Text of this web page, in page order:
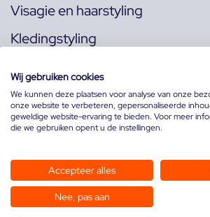
Visagie en haarstyling
Kledingstyling
Volg ons op:
Wij gebruiken cookies
We kunnen deze plaatsen voor analyse van onze
onze website te verbeteren, gepersonaliseerde
geweldige website-ervaring te bieden. Voor meer
die we gebruiken opent u de instellingen.
Accepteer alles
Nee, pas aan